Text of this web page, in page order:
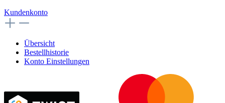
Kundenkonto
Übersicht
Bestellhistorie
Konto Einstellungen